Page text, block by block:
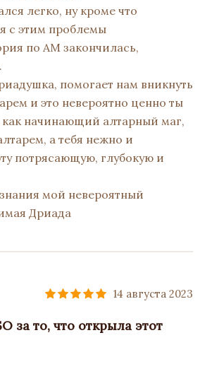
легко, ну кроме что
с этим проблемы
по АМ закончилась,
помогает нам вникнуть
и это невероятно ценно ты
начинающий алтарный маг,
а тебя нежно и
потрясающую, глубокую и
мой невероятный
Дриада
14 августа 2023
то, что открыла этот